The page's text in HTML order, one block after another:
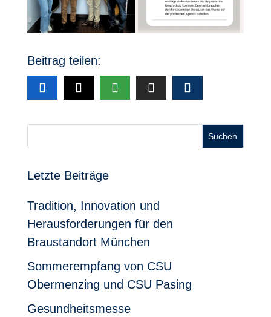
Beitrag teilen:
Suchen
Letzte Beiträge
Tradition, Innovation und
Herausforderungen für den
Braustandort München
Sommerempfang von CSU
Obermenzing und CSU Pasing
Gesundheitsmesse